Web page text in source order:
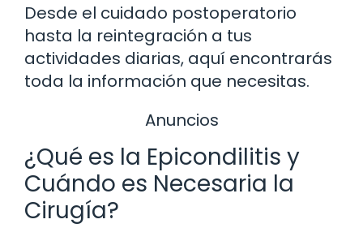
Desde el cuidado postoperatorio
hasta la reintegración a tus
actividades diarias, aquí encontrarás
toda la información que necesitas.
Anuncios
¿Qué es la Epicondilitis y
Cuándo es Necesaria la
Cirugía?